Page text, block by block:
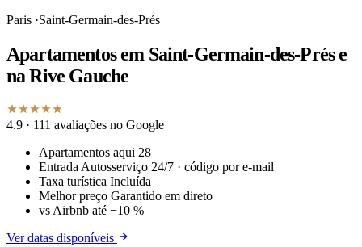
Paris ·Saint-Germain-des-Prés
Apartamentos em Saint-Germain-des-Prés e
na Rive Gauche
4.9 · 111 avaliações no Google
Apartamentos aqui 28
Entrada Autosserviço 24/7 · código por e-mail
Taxa turística Incluída
Melhor preço Garantido em direto
vs Airbnb até −10 %
Ver datas disponíveis